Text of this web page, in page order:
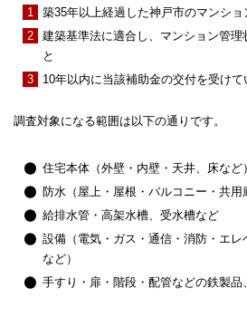
築35年以上経過した神戸市のマンショ
建築基準法に適合し、マンション管理
と
10年以内に当該補助金の交付を受けて
調査対象になる範囲は以下の通りです。
住宅本体（外壁・内壁・天井、床など）
防水（屋上・屋根・バルコニー・共用
給排水管・高架水槽、受水槽など
設備（電気・ガス・通信・消防・エ
など）
手すり・扉・階段・配管などの鉄製品